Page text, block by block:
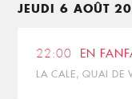
JEUDI 6 AOÛT
22:00 EN
LA CALE, QUAI DE